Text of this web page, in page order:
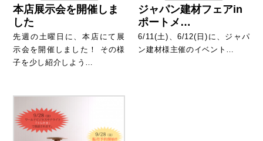
本店展示会を開催しま
した
先週の土曜日に、本店にて展
示会を開催しました！ その様
子を少し紹介しよう…
ジャパン建材フェアin
ポートメ…
6/11(土)、6/12(日)に、ジャパ
ン建材様主催のイベント…